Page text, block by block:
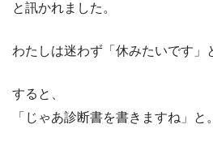
と訊かれました。
わたしは迷わず「休みたいです」
すると、
「じゃあ診断書を書きますね」と。